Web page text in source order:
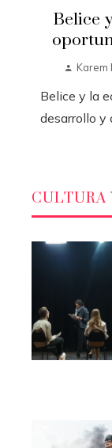
Belice
Karem
Belice y la
desarrollo y
CULTURA